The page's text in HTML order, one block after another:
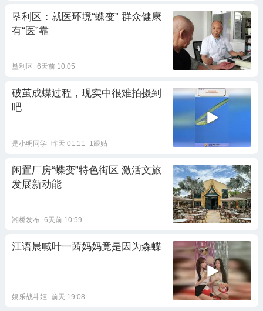
垦利区：就医环境“蝶变” 群众健康
有“医”靠
垦利区 6天前 10:05
破茧成蝶过程，现实中很难拍摄到
吧
是小明同学 昨天 01:11 1跟贴
闲置厂房“蝶变”特色街区 激活文旅
发展新动能
湘桥发布 6天前 10:59
江语晨喊叶一茜妈妈竟是因为森蝶
娱乐战斗姬 前天 19:08